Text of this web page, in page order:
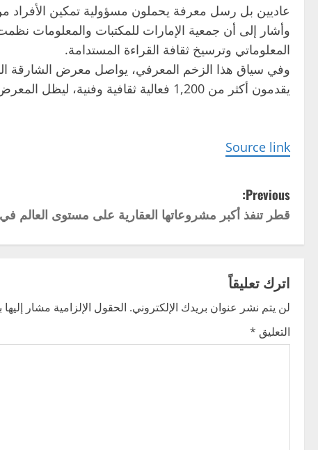
عاديين بل رسل معرفة يحملون مسؤولية تمكين الأفراد
المعلوماتي وترسيخ ثقافة القراءة المستدامة.
يقدمون أكثر من 1,200 فعالية ثقافية وفنية، ليظل المعرض منصة تحتفي بالكتاب وتمنح المعرفة نبضاً لا يخبو.
Source link
P
o
s
t
n
a
Previous:
قطر تنفذ أكبر مشروعاتها العقارية على مستوى العالم
اترك تعليقاً
لن يتم نشر عنوان بريدك الإلكتروني. الحقول الإلزامية مشار إليها
التعليق *